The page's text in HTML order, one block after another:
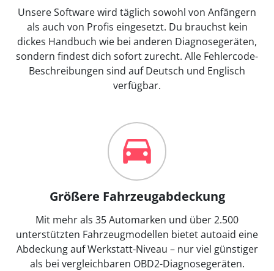
Unsere Software wird täglich sowohl von Anfängern
als auch von Profis eingesetzt. Du brauchst kein
dickes Handbuch wie bei anderen Diagnosegeräten,
sondern findest dich sofort zurecht. Alle Fehlercode-
Beschreibungen sind auf Deutsch und Englisch
verfügbar.
Größere Fahrzeugabdeckung
Mit mehr als 35 Automarken und über 2.500
unterstützten Fahrzeugmodellen bietet autoaid eine
Abdeckung auf Werkstatt-Niveau – nur viel günstiger
als bei vergleichbaren OBD2-Diagnosegeräten.